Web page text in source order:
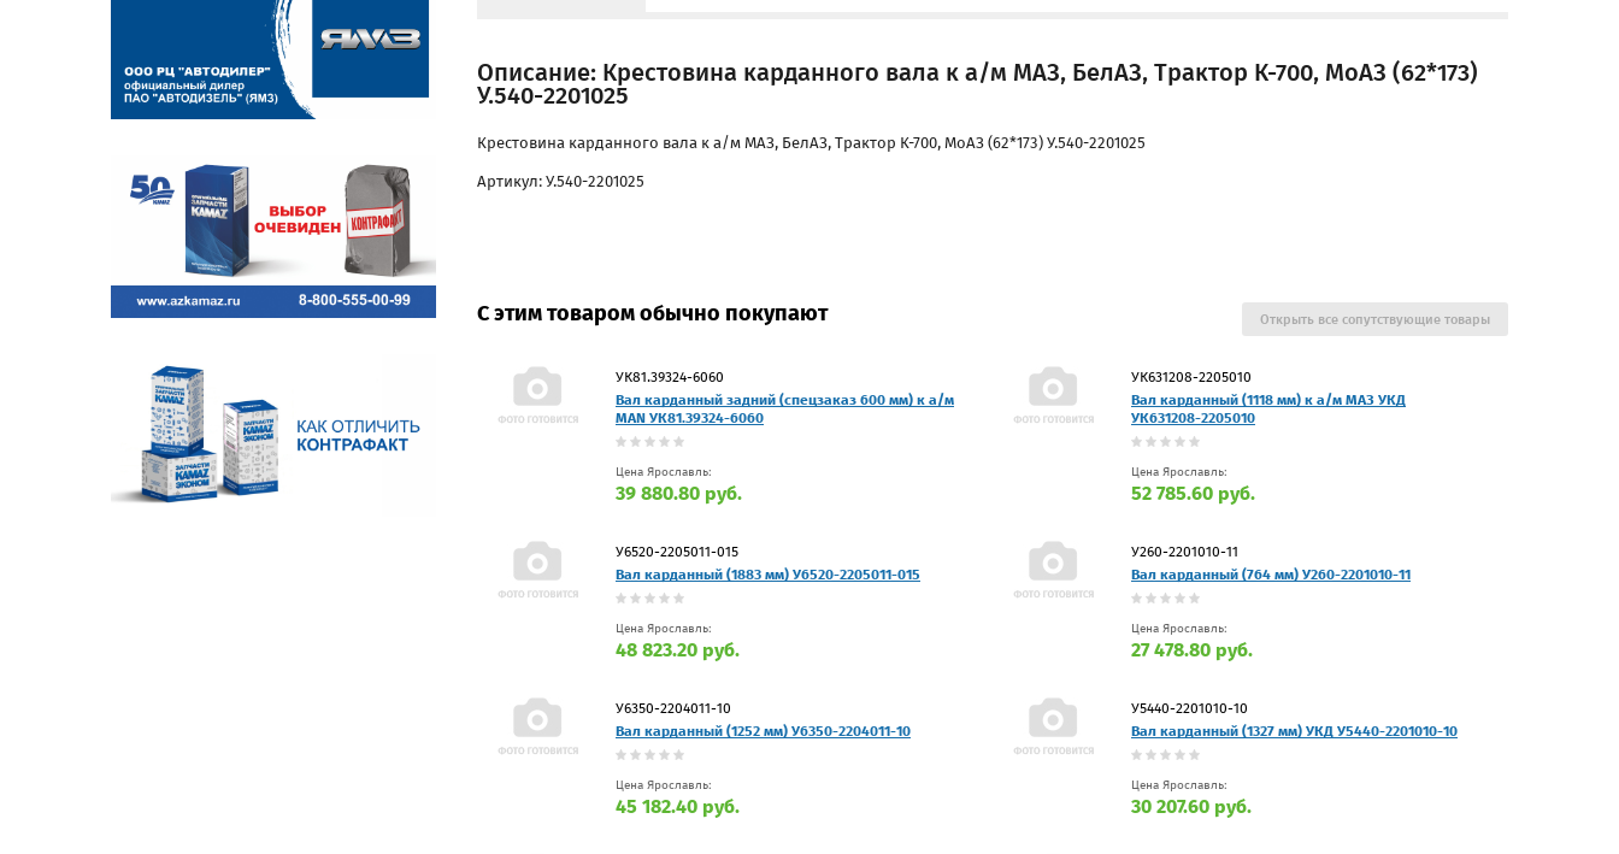
Описание: Крестовина карданного вала к а/м МАЗ, БелАЗ, Трактор К-700, МоАЗ (62*173)
У.540-2201025
Крестовина карданного вала к а/м МАЗ, БелАЗ, Трактор К-700, МоАЗ (62*173) У.540-2201025
Артикул: У.540-2201025
С этим товаром обычно покупают
УК81.39324-6060
Вал карданный задний (спецзаказ 600 мм) к а/м
MAN УК81.39324-6060
Цена Ярославль:
39 880.80 руб.
УК631208-2205010
Вал карданный (1118 мм) к а/м МАЗ УКД
УК631208-2205010
Цена Ярославль:
52 785.60 руб.
У6520-2205011-015
Вал карданный (1883 мм) У6520-2205011-015
Цена Ярославль:
48 823.20 руб.
У260-2201010-11
Вал карданный (764 мм) У260-2201010-11
Цена Ярославль:
27 478.80 руб.
У6350-2204011-10
Вал карданный (1252 мм) У6350-2204011-10
Цена Ярославль:
45 182.40 руб.
У5440-2201010-10
Вал карданный (1327 мм) УКД У5440-2201010-10
Цена Ярославль:
30 207.60 руб.
Открыть все сопутствующие товары